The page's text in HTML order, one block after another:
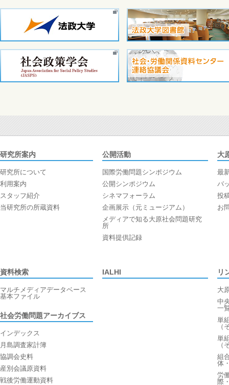
研究所案内
研究所について
利用案内
スタッフ紹介
当研究所の所蔵資料
公開活動
国際労働問題シンポジウム
公開シンポジウム
シネマフォーラム
企画展示（元ミュージアム）
メディアで知る大原社会問題研究
所
資料提供記録
大
最
バ
投
お
資料検索
マルチメディアデータベース
基本ファイル
社会労働問題アーカイブス
インデックス
月島調査家計簿
協調会史料
産別会議原資料
戦後労働運動資料
IALHI リ
大
中
一
単
（
単
（
組
体
労
際